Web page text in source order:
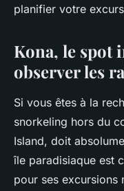
planifier votre
Kona, le spot
observer les
Si vous êtes à la
snorkeling hors du
Island, doit
île paradisiaque est
pour ses excursions